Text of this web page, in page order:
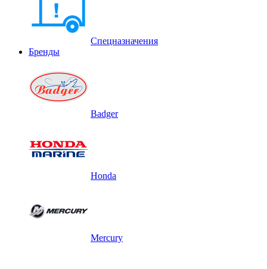
Спецназначения
Бренды
Badger
Honda
Mercury